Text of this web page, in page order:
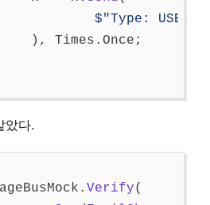
$"Type: USER
),
Times . Once ;
았다.
. Verify(